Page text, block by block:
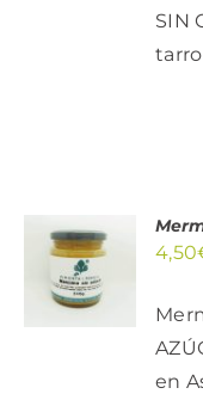
SIN
AÑADIR
AL
CARRITO
/
4,50
en